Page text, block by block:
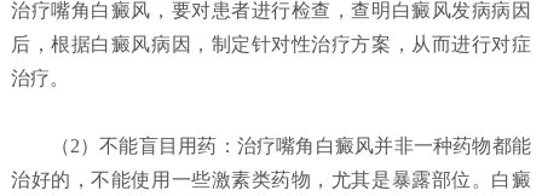
治疗嘴角白癜风，要对患者进行检查，查明白癜风发病病因
后，根据白癜风病因，制定针对性治疗方案，从而进行对症
治疗。
（2）不能盲目用药： 治疗嘴角白癜风并非一种药物都能
治好的，不能使用一些激素类药物，尤其是暴露部位。白癜